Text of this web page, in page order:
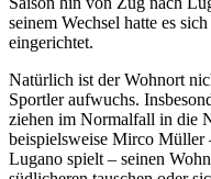
seinem Wechsel hatte es
eingerichtet.
Natürlich ist der Wohnort
Sportler aufwuchs.
ziehen im Normalfall in die
beispielsweise Mirco Müller
Lugano spielt – seinen